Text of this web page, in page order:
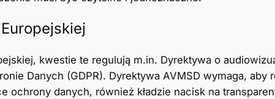
kwestie te regulują m.in. Dyrektywa o
Danych (GDPR). Dyrektywa AVMSD wymaga, aby
ochrony danych, również kładzie nacisk na